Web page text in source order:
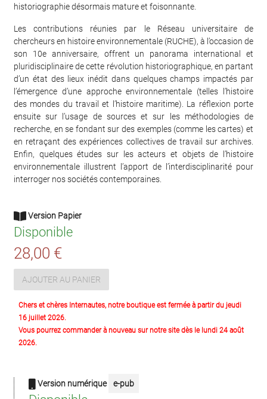
historiographie désormais mature et foisonnante.
Les contributions réunies par le Réseau universitaire de
chercheurs en histoire environnementale (RUCHE), à l’occasion de
son 10e anniversaire, offrent un panorama international et
pluridisciplinaire de cette révolution historiographique, en partant
d’un état des lieux inédit dans quelques champs impactés par
l’émergence d’une approche environnementale (telles l’histoire
des mondes du travail et l’histoire maritime). La réflexion porte
ensuite sur l’usage de sources et sur les méthodologies de
recherche, en se fondant sur des exemples (comme les cartes) et
en retraçant des expériences collectives de travail sur archives.
Enfin, quelques études sur les acteurs et objets de l’histoire
environnementale illustrent l’apport de l’interdisciplinarité pour
interroger nos sociétés contemporaines.
Version Papier
Disponible
28,00 €
AJOUTER AU PANIER
Chers et chères Internautes, notre boutique est fermée à partir du jeudi
16 juillet 2026.
Vous pourrez commander à nouveau sur notre site dès le lundi 24 août
2026.
Version numérique e-pub